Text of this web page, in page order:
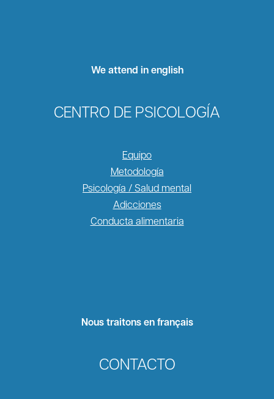
We attend in english
CENTRO DE PSICOLOGÍA
Equipo
Metodología
Psicología / Salud mental
Adicciones
Conducta alimentaria
Nous traitons en français
CONTACTO